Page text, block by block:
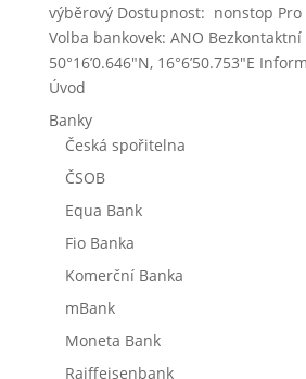
výběrový Dostupnost: nonstop Pro
Volba bankovek: ANO Bezkontaktní
50°16’0.646″N, 16°6’50.753″E
Úvod
Banky
Česká spořitelna
ČSOB
Equa Bank
Fio Banka
Komerční Banka
mBank
Moneta Bank
Raiffeisenbank